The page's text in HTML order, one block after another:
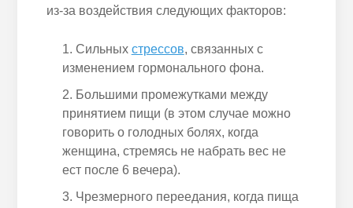
из-за воздействия следующих факторов:
Сильных стрессов, связанных с
изменением гормонального фона.
Большими промежутками между
принятием пищи (в этом случае можно
говорить о голодных болях, когда
женщина, стремясь не набрать вес не
ест после 6 вечера).
Чрезмерного переедания, когда пища